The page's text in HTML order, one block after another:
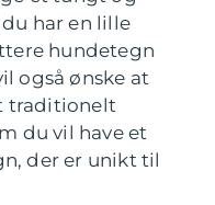
har en lille
hundetegn
også ønske at
traditionelt
du vil have et
der er unikt til